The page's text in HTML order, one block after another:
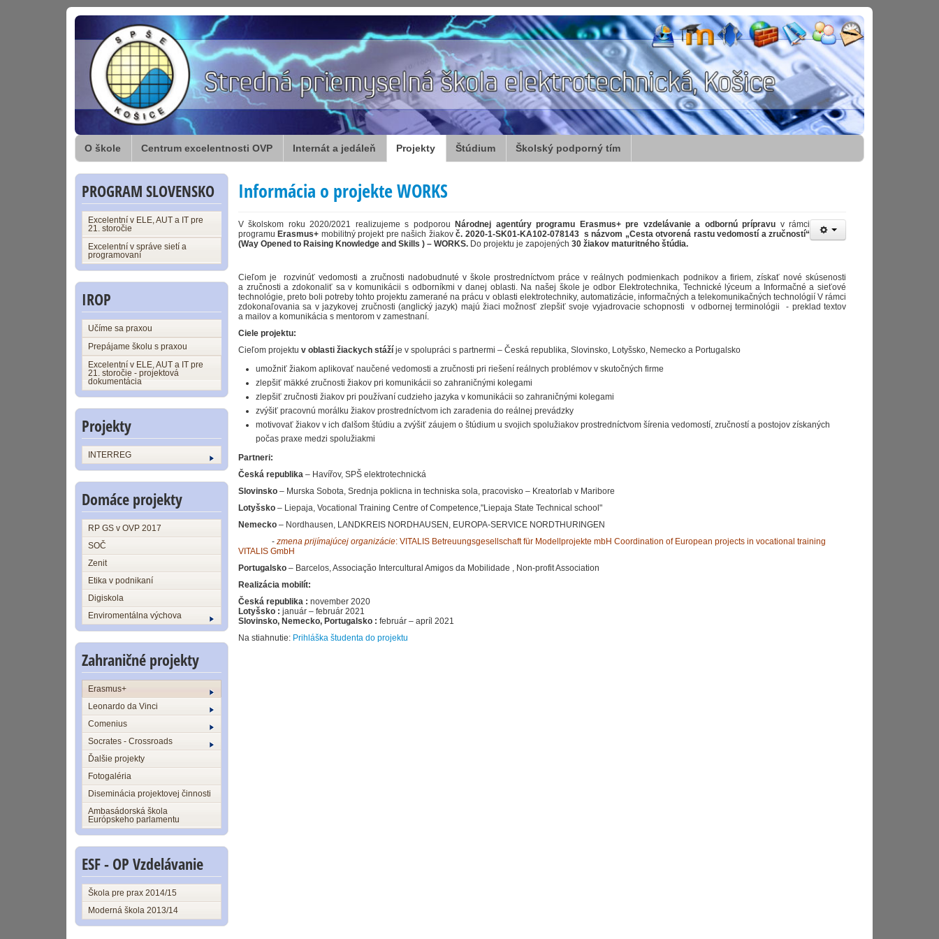
O škole Centrum excelentnosti OVP Internát a jedáleň Projekty Štúdium Školský podporný tím
PROGRAM SLOVENSKO
Excelentní v ELE, AUT a IT pre
21. storočie
Excelentní v správe sietí a
programovaní
IROP
Učíme sa praxou
Prepájame školu s praxou
Excelentní v ELE, AUT a IT pre
21. storočie - projektová
dokumentácia
Projekty
INTERREG
Domáce projekty
RP GS v OVP 2017
SOČ
Zenit
Etika v podnikaní
Digiskola
Enviromentálna výchova
Zahraničné projekty
Erasmus+
Leonardo da Vinci
Comenius
Socrates - Crossroads
Ďalšie projekty
Fotogaléria
Diseminácia projektovej činnosti
Ambasádorská škola
Európskeho parlamentu
ESF - OP Vzdelávanie
Škola pre prax 2014/15
Moderná škola 2013/14
Informácia o projekte WORKS
V školskom roku 2020/2021 realizujeme s podporou Národnej agentúry programu Erasmus+ pre vzdelávanie a odbornú prípravu v rámci
programu Erasmus+ mobilitný projekt pre našich žiakovč. 2020-1-SK01-KA102-078143 s názvom „Cesta otvorená rastu vedomostí a zručností“
(Way Opened to Raising Knowledge and Skills ) – WORKS. Do projektu je zapojených 30 žiakov maturitného štúdia.
Cieľom je rozvinúť vedomosti a zručnosti nadobudnuté v škole prostredníctvom práce v reálnych podmienkach podnikov a firiem, získať nové skúsenosti
a zručnosti a zdokonaliť sa v komunikácii s odborníkmi v danej oblasti. Na našej škole je odbor Elektrotechnika, Technické lýceum a Informačné a sieťové
technológie, preto boli potreby tohto projektu zamerané na prácu v oblasti elektrotechniky, automatizácie, informačných a telekomunikačných technológií V rámci
zdokonaľovania sa v jazykovej zručnosti (anglický jazyk) majú žiaci možnosť zlepšiť svoje vyjadrovacie schopnosti v odbornej terminológii - preklad textov
a mailov a komunikácia s mentorom v zamestnaní.
Ciele projektu:
Cieľom projektu v oblasti žiackych stáží je v spolupráci s partnermi – Česká republika, Slovinsko, Lotyšsko, Nemecko a Portugalsko
umožniť žiakom aplikovať naučené vedomosti a zručnosti pri riešení reálnych problémov v skutočných firme
zlepšiť mäkké zručnosti žiakov pri komunikácii so zahraničnými kolegami
zlepšiť zručnosti žiakov pri používaní cudzieho jazyka v komunikácii so zahraničnými kolegami
zvýšiť pracovnú morálku žiakov prostredníctvom ich zaradenia do reálnej prevádzky
motivovať žiakov v ich ďalšom štúdiu a zvýšiť záujem o štúdium u svojich spolužiakov prostredníctvom šírenia vedomostí, zručností a postojov získaných
počas praxe medzi spolužiakmi
Partneri:
Česká republika – Havířov, SPŠ elektrotechnická
Slovinsko – Murska Sobota, Srednja poklicna in techniska sola, pracovisko – Kreatorlab v Maribore
Lotyšsko – Liepaja, Vocational Training Centre of Competence,"Liepaja State Technical school"
Nemecko – Nordhausen, LANDKREIS NORDHAUSEN, EUROPA-SERVICE NORDTHURINGEN
- zmena prijímajúcej organizácie: VITALIS Betreuungsgesellschaft für Modellprojekte mbH Coordination of European projects in vocational training
VITALIS GmbH
Portugalsko – Barcelos, Associaçăo Intercultural Amigos da Mobilidade , Non-profit Association
Realizácia mobilít:
Česká republika : november 2020
Lotyšsko : január – február 2021
Slovinsko, Nemecko, Portugalsko : február – apríl 2021
Na stiahnutie: Prihláška študenta do projektu